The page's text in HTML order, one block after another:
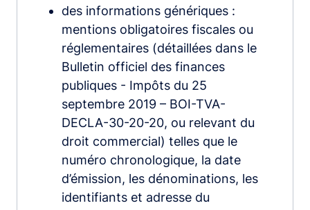
des informations génériques :
mentions obligatoires fiscales ou
réglementaires (détaillées dans le
Bulletin officiel des finances
publiques - Impôts du 25
septembre 2019 – BOI-TVA-
DECLA-30-20-20, ou relevant du
droit commercial) telles que le
numéro chronologique, la date
d’émission, les dénominations, les
identifiants et adresse du